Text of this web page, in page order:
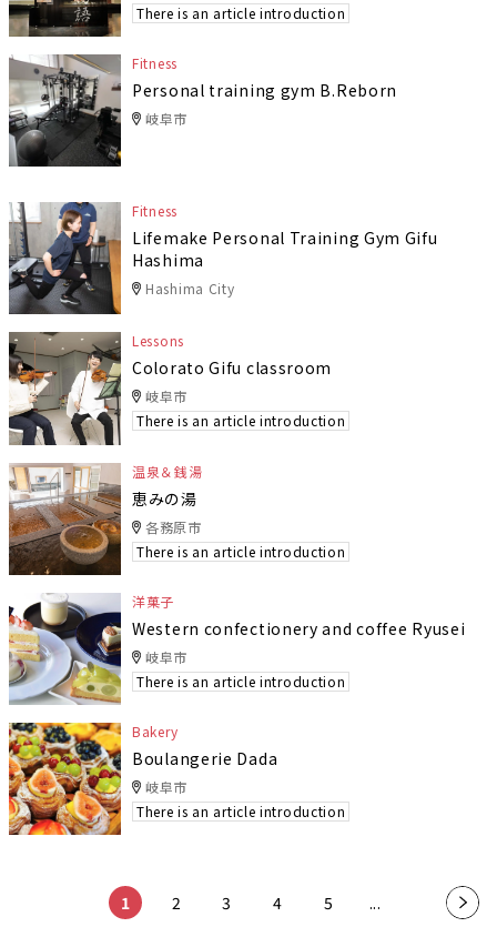
There is an article introduction
Fitness
Personal training gym B.Reborn
岐阜市
Fitness
Lifemake Personal Training Gym Gifu
Hashima
Hashima City
Lessons
Colorato Gifu classroom
岐阜市
There is an article introduction
温泉＆銭湯
恵みの湯
各務原市
There is an article introduction
洋菓子
Western confectionery and coffee Ryusei
岐阜市
There is an article introduction
Bakery
Boulangerie Dada
岐阜市
There is an article introduction
1 2 3 4 5 ... »